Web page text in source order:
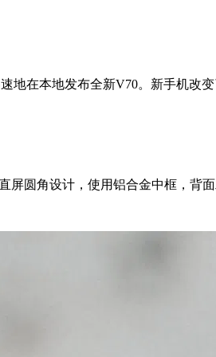
地在本地发布全新V70。新手机改
圆角设计，使用铝合金中框，背